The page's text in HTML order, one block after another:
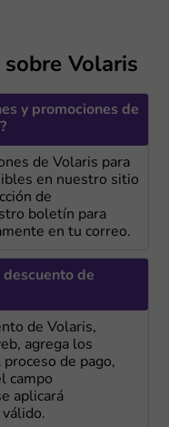
Volaris
y promociones de
de Volaris para
en nuestro sitio
de
boletín para
en tu correo.
descuento de
de Volaris,
agrega los
de pago,
campo
aplicará